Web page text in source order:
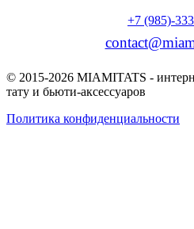
+7 (985)-
© 2015-2026 MIAMITATS -
тату и бьюти-аксессуаров
Политика конфиденциальности